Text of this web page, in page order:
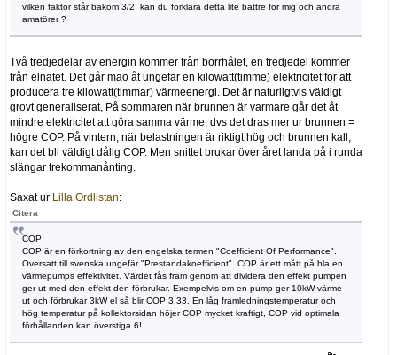
vilken faktor står bakom 3/2, kan du förklara detta lite bättre för mig och andra
amatörer ?
Två tredjedelar av energin kommer från borrhålet, en tredjedel kommer
från elnätet. Det går mao åt ungefär en kilowatt(timme) elektricitet för att
producera tre kilowatt(timmar) värmeenergi. Det är naturligtvis väldigt
grovt generaliserat, På sommaren när brunnen är varmare går det åt
mindre elektricitet att göra samma värme, dvs det dras mer ur brunnen =
högre COP. På vintern, när belastningen är riktigt hög och brunnen kall,
kan det bli väldigt dålig COP. Men snittet brukar över året landa på i runda
slängar trekommanånting.
Saxat ur Lilla Ordlistan:
Citera
COP
COP är en förkortning av den engelska termen "Coefficient Of Performance".
Översatt till svenska ungefär "Prestandakoefficient". COP är ett mått på bla en
värmepumps effektivitet. Värdet fås fram genom att dividera den effekt pumpen
ger ut med den effekt den förbrukar. Exempelvis om en pump ger 10kW värme
ut och förbrukar 3kW el så blir COP 3.33. En låg framledningstemperatur och
hög temperatur på kollektorsidan höjer COP mycket kraftigt, COP vid optimala
förhållanden kan överstiga 6!